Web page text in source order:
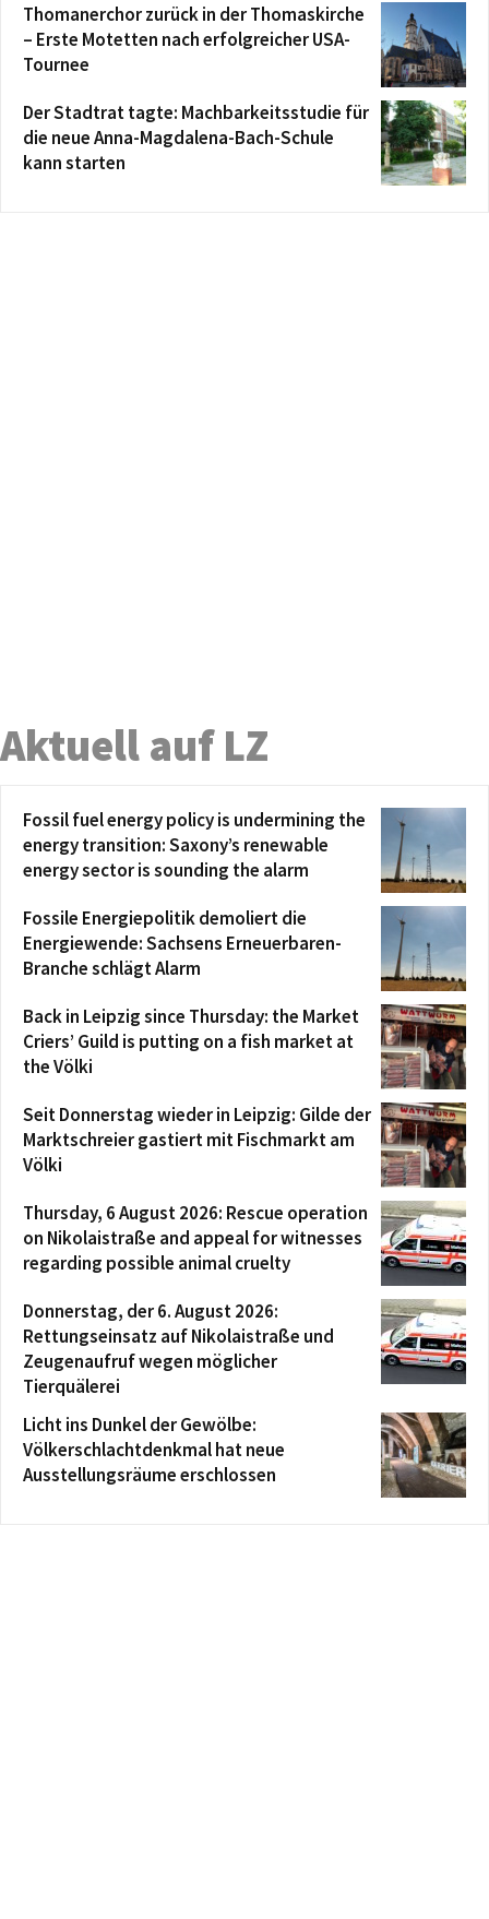
Thomanerchor zurück in der Thomaskirche
– Erste Motetten nach erfolgreicher USA-
Tournee
Der Stadtrat tagte: Machbarkeitsstudie für
die neue Anna-Magdalena-Bach-Schule
kann starten
Aktuell auf LZ
Fossil fuel energy policy is undermining the
energy transition: Saxony’s renewable
energy sector is sounding the alarm
Fossile Energiepolitik demoliert die
Energiewende: Sachsens Erneuerbaren-
Branche schlägt Alarm
Back in Leipzig since Thursday: the Market
Criers’ Guild is putting on a fish market at
the Völki
Seit Donnerstag wieder in Leipzig: Gilde der
Marktschreier gastiert mit Fischmarkt am
Völki
Thursday, 6 August 2026: Rescue operation
on Nikolaistraße and appeal for witnesses
regarding possible animal cruelty
Donnerstag, der 6. August 2026:
Rettungseinsatz auf Nikolaistraße und
Zeugenaufruf wegen möglicher
Tierquälerei
Licht ins Dunkel der Gewölbe:
Völkerschlachtdenkmal hat neue
Ausstellungsräume erschlossen